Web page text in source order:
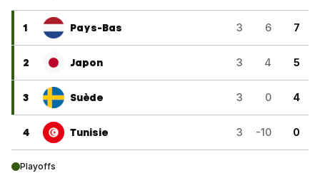
1 Pays-Bas 3 6 7
2 Japon 3 4 5
3 Suède 3 0 4
4 Tunisie 3 -10 0
Playoffs